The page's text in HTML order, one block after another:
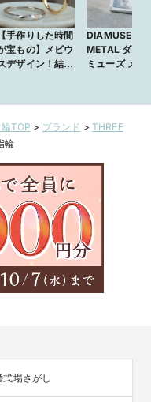
【手作りした時間
宝もの】メビウ
デザイン！結婚
DIAMUSE-
METAL ダイア
ミューズ メタ
TOP > ブランド > THREE
輪
式場さがし